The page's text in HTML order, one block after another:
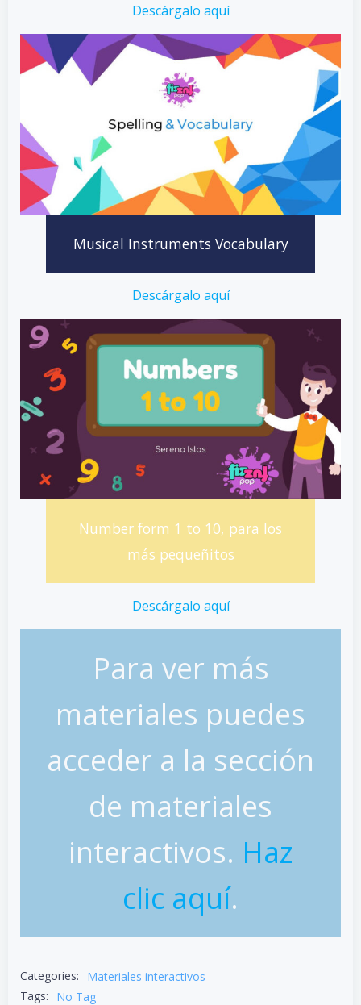
Descárgalo aquí
Musical Instruments Vocabulary
Descárgalo aquí
Number form 1 to 10, para los
más pequeñitos
Descárgalo aquí
Para ver más
materiales puedes
acceder a la sección
de materiales
interactivos. Haz
clic aquí.
Categories:
Materiales interactivos
Tags:
No Tag